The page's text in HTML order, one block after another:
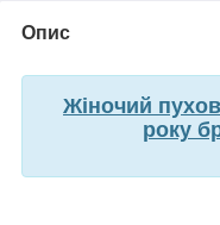
Опис
Жіночий
року